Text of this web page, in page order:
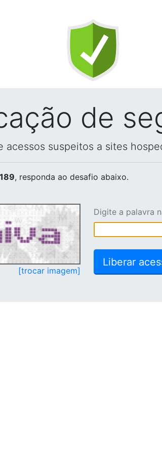
de
acessos suspeitos a sites
, responda ao desafio abaixo.
[trocar imagem]
Digite a palavra